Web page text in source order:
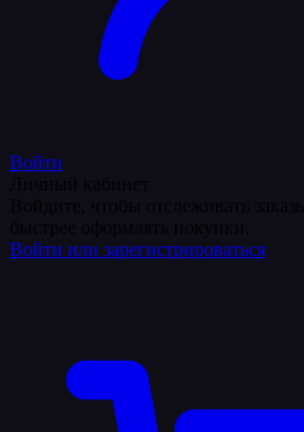
Войти
Войти или зарегистрироваться